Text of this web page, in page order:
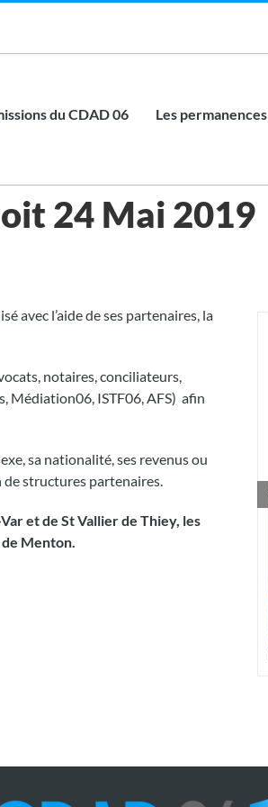
du CDAD 06 Les permanences
24 Mai 2019
avec l’aide de ses partenaires, la
notaires, conciliateurs,
Médiation06, ISTF06, AFS) afin
sa nationalité, ses revenus ou
de structures partenaires.
et de St Vallier de Thiey, les
Menton.